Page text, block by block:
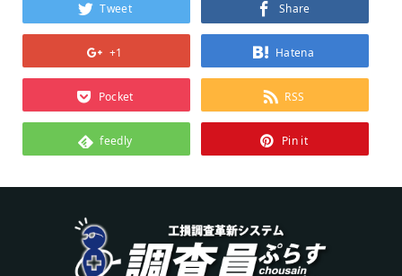
Tweet Share
+1 Hatena
Pocket RSS
feedly Pin it